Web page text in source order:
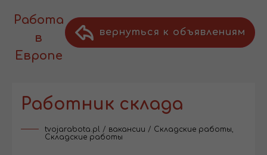
вернуться к объявлениям
Работа
в
Европе
Работник склада
tvojarabota.pl / вакансии / Складские работы,
Складские работы